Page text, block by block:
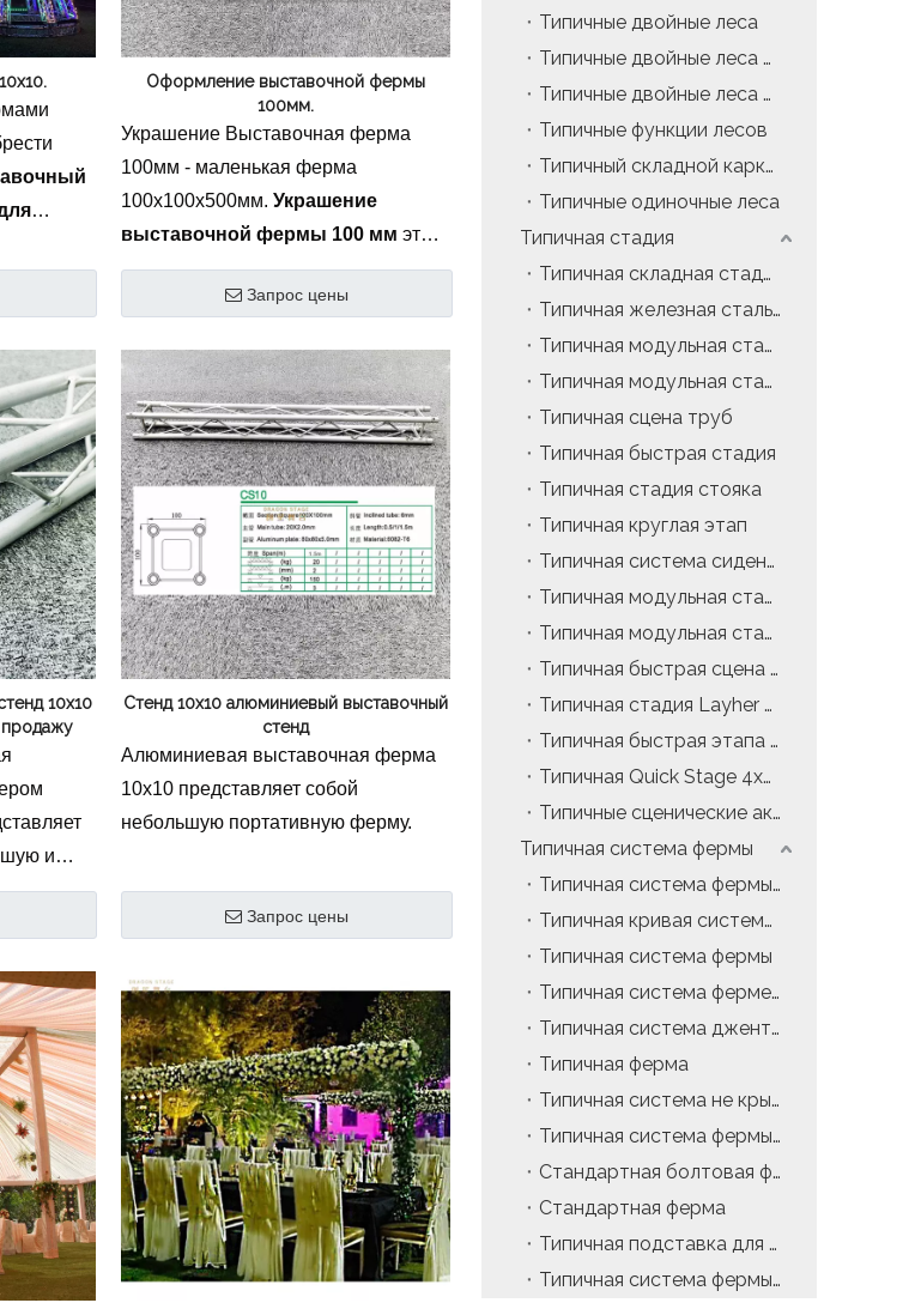
и аксессуарыКоробка для упаковки событий
Свадебные украшения
Прайс лета
Цена сценической машины
Событие цена палатки
Алюминиевая цена каркаса
(3x3
6082-T6,
для
Оформление выставочной фермы
100мм.
Украшение Выставочная ферма
100мм - маленькая ферма
100х100х500мм.Украшение
выставочной фермы 100 мм это
ультракомпактный и легкий
выставка и торговая ярмарка
толщиной 100 мм, специально
разработанная для декоративных
витрин и акцентов интерьера,
изготовлена ​​из
высококачественного алюминия и
обеспечивает высокотехнологичную
эстетику торговых помещений,
галерей и корпоративных
мероприятий.
Запрос цены
10x10
и
для
ферму
премиум-
для
Стенд 10х10 алюминиевый выставочный
стенд
Алюминиевая выставочная ферма
10x10 представляет собой
небольшую портативную ферму.
Запрос цены
Типичные двойные леса
Типичные двойные леса с подвесными лестницами
Типичные двойные леса с наклонными лестницами
Типичные функции лесов
Типичный складной каркас
Типичные одиночные леса
Типичная стадия
Типичная складная стадия
Типичная железная стальная сцена
Типичная модульная стадия 4x4ft
Типичная модульная стадия 4x8ft
Типичная сцена труб
Типичная быстрая стадия
Типичная стадия стояка
Типичная круглая этап
Типичная система сидения
Типичная модульная стадия 2x1m
Типичная модульная стадия акрилового стекла 4х4 фута
Типичная быстрая сцена акрилового стекла
Типичная стадия Layher 2x1m
Типичная быстрая этапа 2x1m
Типичная Quick Stage 4x4ft
Типичные сценические аксессуары
Типичная система фермы
Типичная система фермы на крыше
Типичная кривая система фермы на крыше
Типичная система фермы
Типичная система фермерской фермы с плоской крышей
Типичная система джентри фермы
Типичная ферма
Типичная система не крыши
Типичная система фермы PA Tower
Стандартная болтовая ферма
Стандартная ферма
Типичная подставка для стенда
Типичная система фермы Layher